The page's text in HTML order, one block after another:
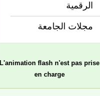
الرقمية
مجلات الجامعة
L'animation flash n'est pas prise
en charge